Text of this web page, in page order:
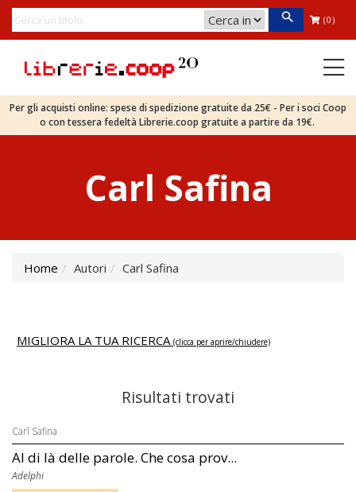
(0)
Per gli acquisti online: spese di spedizione gratuite da 25€ - Per i soci Coop
o con tessera fedeltà Librerie.coop gratuite a partire da 19€.
Carl Safina
Home Autori Carl Safina
MIGLIORA LA TUA RICERCA (clicca per aprire/chiudere)
Risultati trovati
Carl Safina
Al di là delle parole. Che cosa prov...
Adelphi